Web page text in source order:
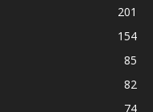
201
154
85
82
74